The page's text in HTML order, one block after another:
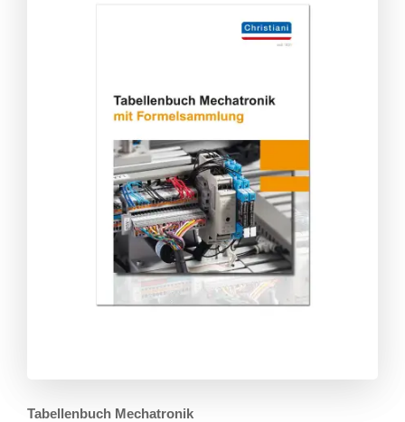
Tabellenbuch Mechatronik